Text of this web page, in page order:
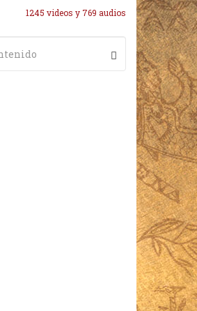
1245 videos y 769 audios